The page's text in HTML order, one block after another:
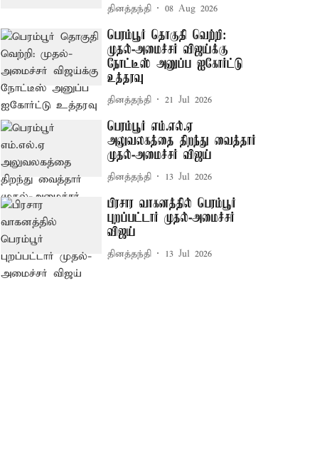
தினத்தந்தி 08 Aug 2026
பெரம்பூர் தொகுதி வெற்றி:
முதல்-அமைச்சர் விஜய்க்கு
நோட்டீஸ் அனுப்ப ஐகோர்ட்டு
உத்தரவு
தினத்தந்தி 21 Jul 2026
பெரம்பூர் எம்.எல்.ஏ
அலுவலகத்தை திறந்து வைத்தார்
முதல்-அமைச்சர் விஜய்
தினத்தந்தி 13 Jul 2026
பிரசார வாகனத்தில் பெரம்பூர்
புறப்பட்டார் முதல்-அமைச்சர்
விஜய்
தினத்தந்தி 13 Jul 2026